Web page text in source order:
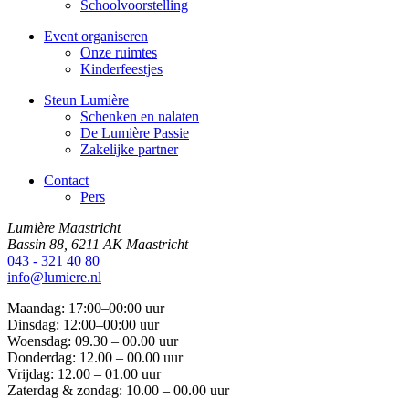
Schoolvoorstelling
Event organiseren
Onze ruimtes
Kinderfeestjes
Steun Lumière
Schenken en nalaten
De Lumière Passie
Zakelijke partner
Contact
Pers
Lumière Maastricht
Bassin 88, 6211 AK Maastricht
043 - 321 40 80
info@lumiere.nl
Maandag: 17:00–00:00 uur
Dinsdag: 12:00–00:00 uur
Woensdag: 09.30 – 00.00 uur
Donderdag: 12.00 – 00.00 uur
Vrijdag: 12.00 – 01.00 uur
Zaterdag & zondag: 10.00 – 00.00 uur